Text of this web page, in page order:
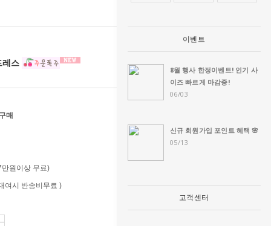
이벤트
8월 행사 한정이벤트! 인기 사
이즈 빠르게 마감중!
06/03
신규 회원가입 포인트 혜택 🌸
05/13
고객센터
레스
매
원이상 무료)
여시 반송비무료 )